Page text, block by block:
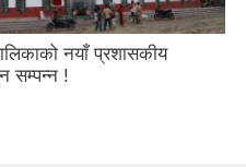
नयाँ प्रशासकीय
सम्पन्न !